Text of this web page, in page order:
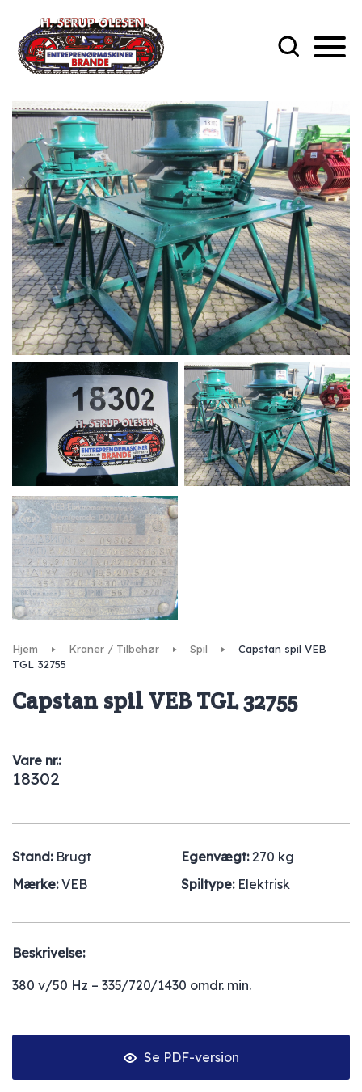
Hjem Kraner / Tilbehør Spil
Capstan spil VEB
TGL 32755
Capstan spil VEB TGL 32755
Vare nr.:
18302
Stand: Brugt Egenvægt: 270 kg
Mærke:VEB Spiltype: Elektrisk
Beskrivelse:
380 v/50 Hz – 335/720/1430 omdr. min.
Se PDF-version